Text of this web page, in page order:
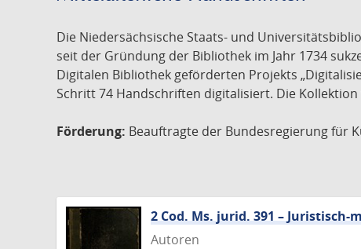
Die Niedersächsische Staats- und
seit der Gründung der Bibliothek im Jahr 1734
Digitalen Bibliothek geförderten Projekts
Schritt 74 Handschriften digitalisiert. Die
Förderung: Beauftragte der Bundesregierung für
2 Cod. Ms. jurid. 391 –
Autoren